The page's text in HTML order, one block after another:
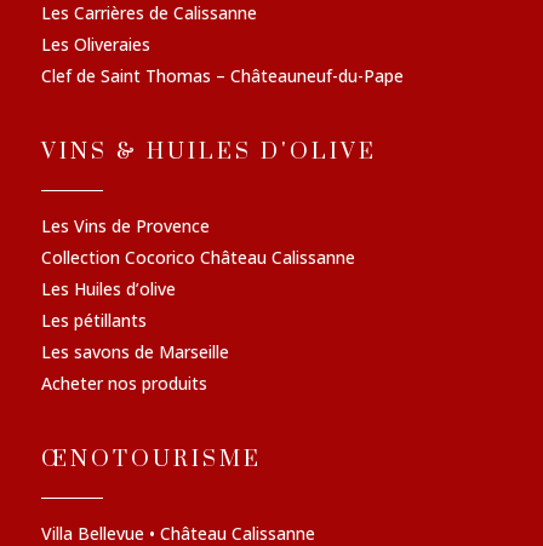
Les Carrières de Calissanne
Les Oliveraies
Clef de Saint Thomas – Châteauneuf-du-Pape
VINS & HUILES D'OLIVE
Les Vins de Provence
Collection Cocorico Château Calissanne
Les Huiles d’olive
Les pétillants
Les savons de Marseille
Acheter nos produits
ŒNOTOURISME
Villa Bellevue • Château Calissanne